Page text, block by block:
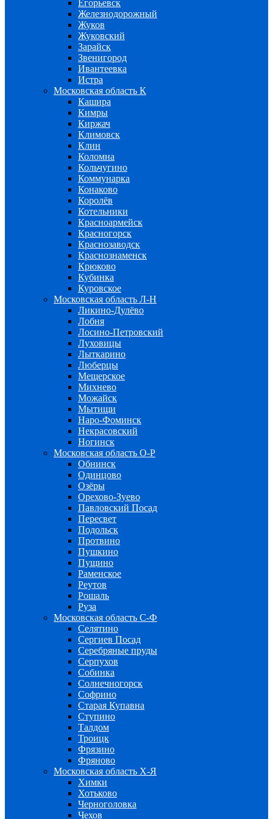
Егорьевск
Железнодорожный
Жуков
Жуковский
Зарайск
Звенигород
Ивантеевка
Истра
Московская область К
Кашира
Кимры
Киржач
Климовск
Клин
Коломна
Кольчугино
Коммунарка
Конаково
Королёв
Котельники
Красноармейск
Красногорск
Краснозаводск
Краснознаменск
Крюково
Кубинка
Куровское
Московская область Л-Н
Ликино-Дулёво
Лобня
Лосино-Петровский
Луховицы
Лыткарино
Люберцы
Мещерское
Михнево
Можайск
Мытищи
Наро-Фоминск
Некрасовский
Ногинск
Московская область О-Р
Обнинск
Одинцово
Озёры
Орехово-Зуево
Павловский Посад
Пересвет
Подольск
Протвино
Пушкино
Пущино
Раменское
Реутов
Рошаль
Руза
Московская область С-Ф
Селятино
Сергиев Посад
Серебряные пруды
Серпухов
Собинка
Солнечногорск
Софрино
Старая Купавна
Ступино
Талдом
Троицк
Фрязино
Фряново
Московская область Х-Я
Химки
Хотьково
Черноголовка
Чехов